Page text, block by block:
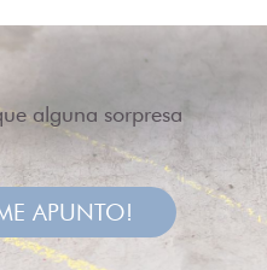
alguna sorpresa
APUNTO!